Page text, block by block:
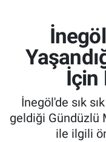
İçin
İnegöl'de sık
geldiği Gündüzlü
ile ilgili
Ekonomi
Güncel
İnanç
Kadın & Aile
Son Dakika
Haber Arşivi